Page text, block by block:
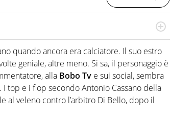
tutte le sfaccettature. Tocca l'apice quando ha
grandi protagonisti
quando ancora era calciatore. Il suo estro
geniale, altre meno. Si sa, il personaggio è
alla Bobo Tv e sui social, sembra
top e i flop secondo Antonio Cassano della
al veleno contro l’arbitro Di Bello, dopo il